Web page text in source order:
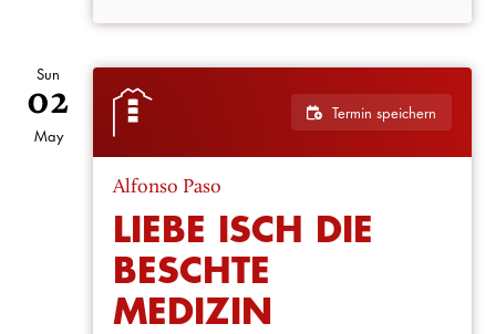
Sun
02
May
Termin speichern
Alfonso Paso
LIEBE ISCH DIE
BESCHTE
MEDIZIN